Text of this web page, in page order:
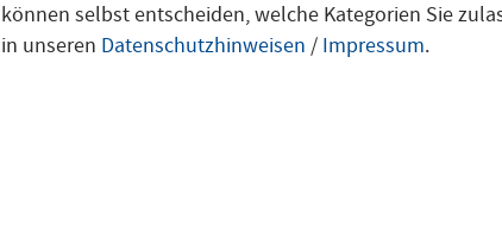
Gremien auch in der Hessischen
Aufgabe des Ausländerbeirats ist, die
selbst entscheiden, welche Kategorien Sie
unseren Datenschutzhinweisen / Impressum.